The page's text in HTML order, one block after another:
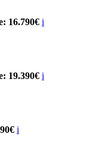
16.790€ i
19.390€ i
i